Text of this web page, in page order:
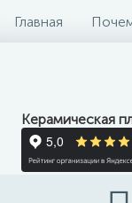
Главная
Керамическая